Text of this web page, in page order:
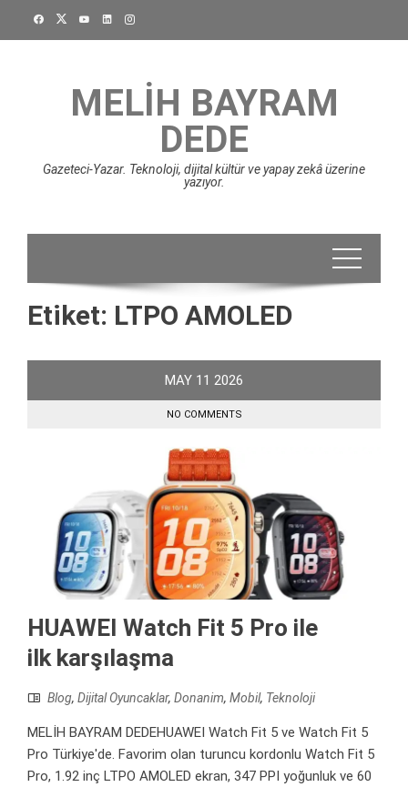
MELIH BAYRAM
DEDE
Gazeteci-Yazar. Teknoloji, dijital kültür ve yapay zekâ üzerine
yazıyor.
Etiket: LTPO AMOLED
MAY 11 2026
NO COMMENTS
HUAWEI Watch Fit 5 Pro ile
ilk karşılaşma
Blog, Dijital Oyuncaklar, Donanim, Mobil, Teknoloji
MELİH BAYRAM DEDEHUAWEI Watch Fit 5 ve Watch Fit 5
Pro Türkiye'de. Favorim olan turuncu kordonlu Watch Fit 5
Pro, 1.92 inç LTPO AMOLED ekran, 347 PPI yoğunluk ve 60